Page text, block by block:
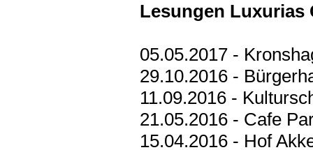
Lesungen Luxurias
05.05.2017 -
29.10.2016 -
11.09.2016 -
21.05.2016 - Cafe
15.04.2016 - Hof